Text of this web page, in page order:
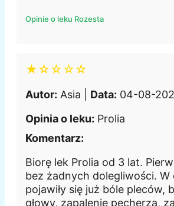
Opinie o leku Rozesta
★☆☆☆☆
Autor: Asia | Data: 04-08-
Opinia o leku: Prolia
Komentarz:
Biorę lek Prolia od 3 lat.
bez żadnych dolegliwości. W
pojawiły się już bóle pleców,
głowy, zapalenie pęcherza,